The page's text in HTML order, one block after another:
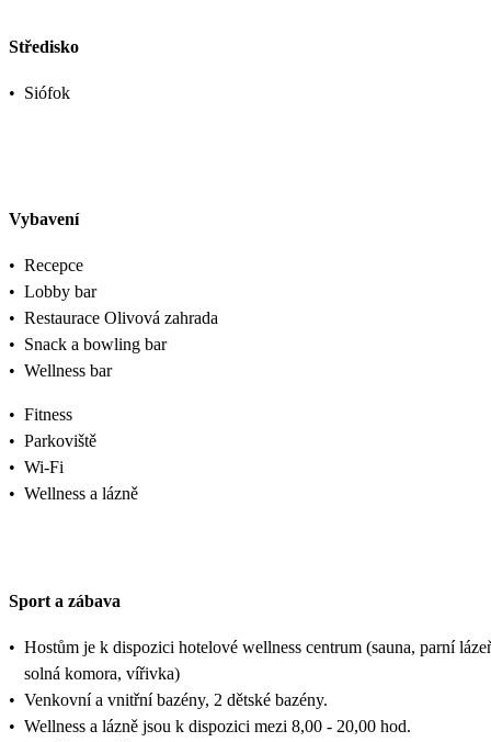
Středisko
• Siófok
Vybavení
• Recepce
• Lobby bar
• Restaurace Olivová zahrada
• Snack a bowling bar
• Wellness bar
• Fitness
• Parkoviště
• Wi-Fi
• Wellness a lázně
Sport a zábava
• Hostům je k dispozici hotelové wellness centrum (sauna, parní
solná komora, vířivka)
• Venkovní a vnitřní bazény, 2 dětské bazény.
• Wellness a lázně jsou k dispozici mezi 8,00 - 20,00 hod.